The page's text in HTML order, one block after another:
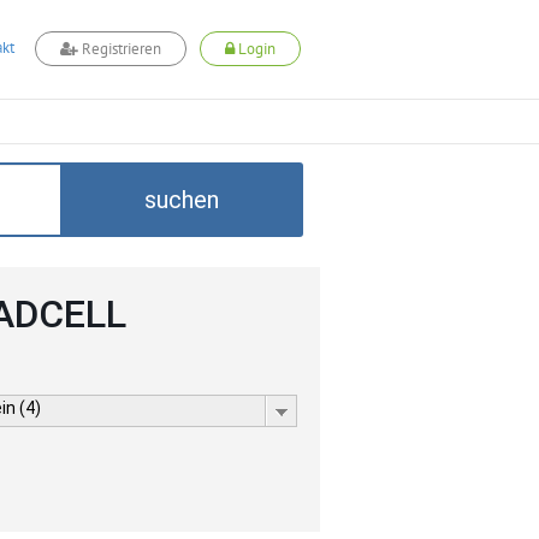
Registrieren Login
suchen
(4)